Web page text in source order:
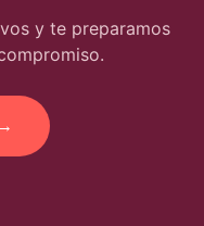
y te preparamos